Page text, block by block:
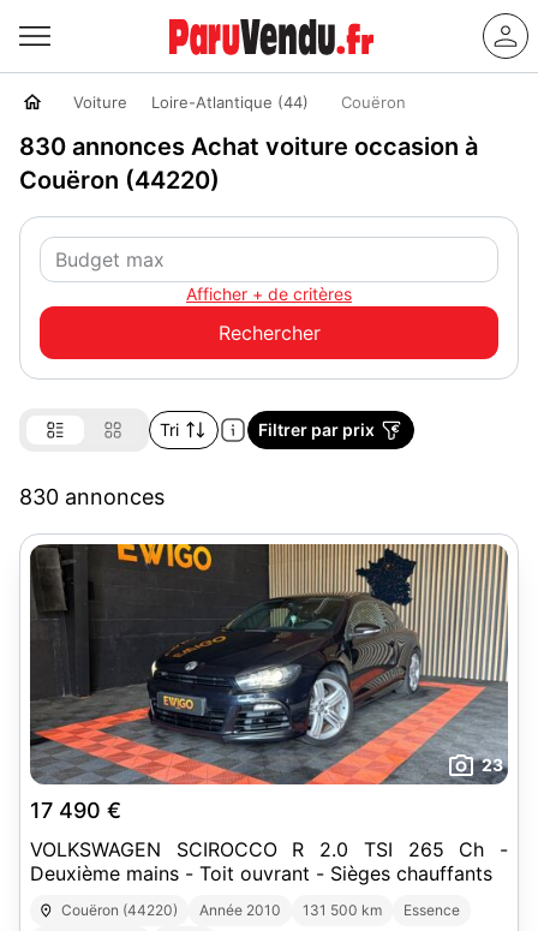
Voiture Loire-Atlantique (44) Couëron
830 annonces Achat voiture occasion à
Couëron (44220)
Afficher + de critères
Tri Filtrer par prix
830 annonces
23
17 490 €
VOLKSWAGEN SCIROCCO R 2.0 TSI 265 Ch -
Deuxième mains - Toit ouvrant - Sièges chauffants
Couëron (44220) Année 2010 131 500 km
Essence